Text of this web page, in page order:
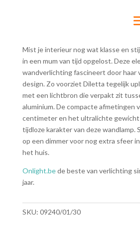
Mist je interieur nog wat klasse en
in een mum van tijd opgelost. Deze
wandverlichting fascineert door haar
design. Zo voorziet Diletta tegelijk
met een lichtbron die verpakt zit
aluminium. De compacte afmetingen
centimeter en het ultralichte gewicht
tijdloze karakter van deze wandlamp.
op een dimmer voor nog extra sfeer
het huis.
Onlight.bede beste van verlichting
jaar.
SKU: 09240/01/30